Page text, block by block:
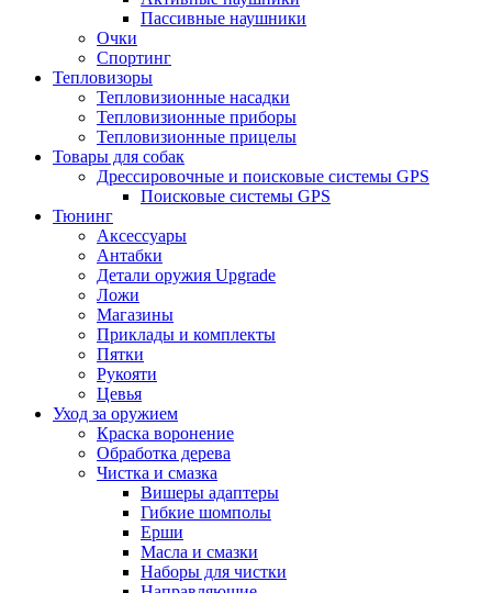
Пассивные наушники
Очки
Спортинг
Тепловизоры
Тепловизионные насадки
Тепловизионные приборы
Тепловизионные прицелы
Товары для собак
Дрессировочные и поисковые системы GPS
Поисковые системы GPS
Тюнинг
Аксессуары
Антабки
Детали оружия Upgrade
Ложи
Магазины
Приклады и комплекты
Пятки
Рукояти
Цевья
Уход за оружием
Краска воронение
Обработка дерева
Чистка и смазка
Вишеры адаптеры
Гибкие шомполы
Ерши
Масла и смазки
Наборы для чистки